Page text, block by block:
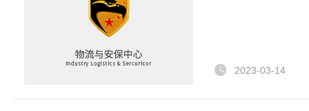
2023-03-14